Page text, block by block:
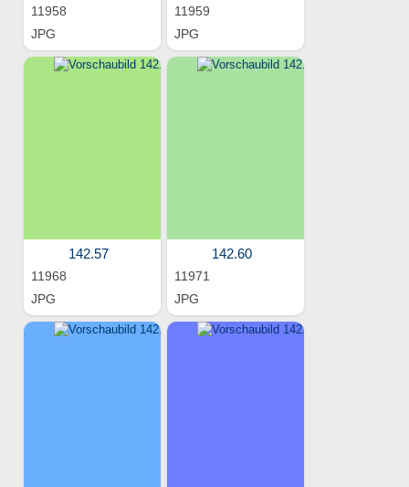
11958
JPG
11959
JPG
142.57
11968
JPG
142.60
11971
JPG